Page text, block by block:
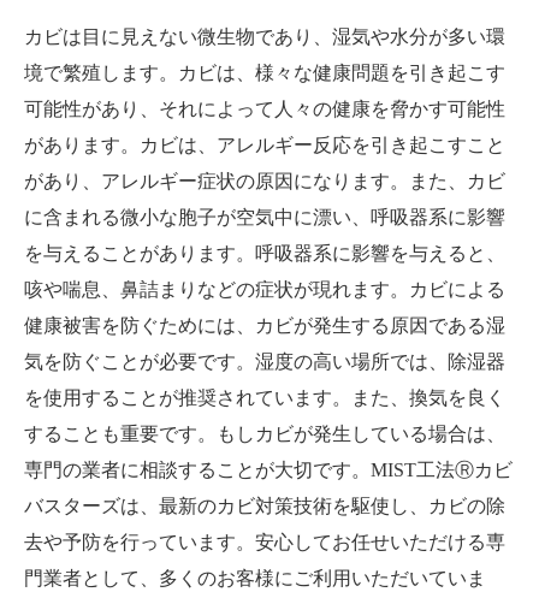
カビは目に見えない微生物であり、湿気や水分が多い環
境で繁殖します。カビは、様々な健康問題を引き起こす
可能性があり、それによって人々の健康を脅かす可能性
があります。カビは、アレルギー反応を引き起こすこと
があり、アレルギー症状の原因になります。また、カビ
に含まれる微小な胞子が空気中に漂い、呼吸器系に影響
を与えることがあります。呼吸器系に影響を与えると、
咳や喘息、鼻詰まりなどの症状が現れます。カビによる
健康被害を防ぐためには、カビが発生する原因である湿
気を防ぐことが必要です。湿度の高い場所では、除湿器
を使用することが推奨されています。また、換気を良く
することも重要です。もしカビが発生している場合は、
専門の業者に相談することが大切です。MIST工法Ⓡカビ
バスターズは、最新のカビ対策技術を駆使し、カビの除
去や予防を行っています。安心してお任せいただける専
門業者として、多くのお客様にご利用いただいていま